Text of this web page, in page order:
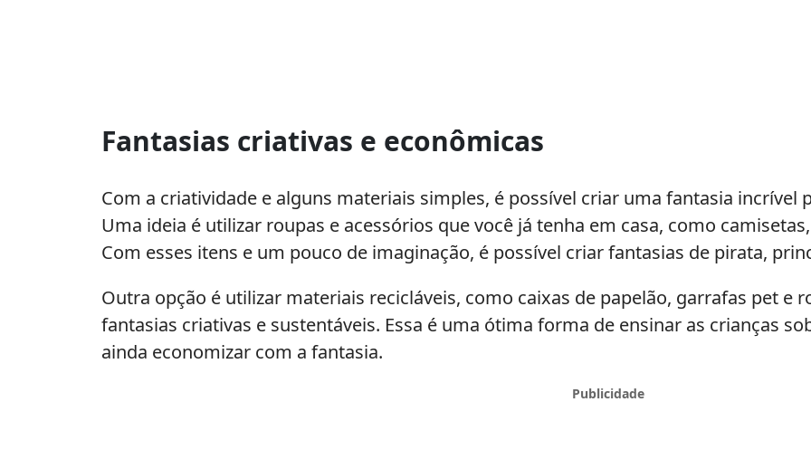
Fantasias criativas e econômicas
Com a criatividade e alguns materiais simples, é possível criar uma fantasia incrível
Uma ideia é utilizar roupas e acessórios que você já tenha em casa, como
Com esses itens e um pouco de imaginação, é possível criar fantasias de pirata,
Outra opção é utilizar materiais recicláveis, como caixas de papelão, garrafas pet e
fantasias criativas e sustentáveis. Essa é uma ótima forma de ensinar as crianças
ainda economizar com a fantasia.